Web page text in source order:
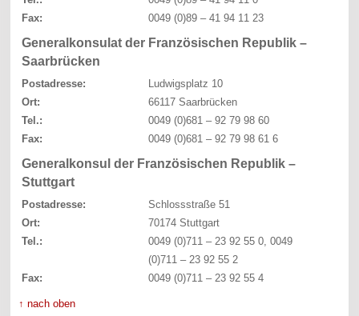
Fax:
0049 (0)89 – 41 94 11 23
Generalkonsulat der Französischen Republik –
Saarbrücken
Postadresse:
Ludwigsplatz 10
Ort:
66117 Saarbrücken
Tel.:
0049 (0)681 – 92 79 98 60
Fax:
0049 (0)681 – 92 79 98 61 6
Generalkonsul der Französischen Republik –
Stuttgart
Postadresse:
Schlossstraße 51
Ort:
70174 Stuttgart
Tel.:
0049 (0)711 – 23 92 55 0, 0049
(0)711 – 23 92 55 2
Fax:
0049 (0)711 – 23 92 55 4
↑ nach oben